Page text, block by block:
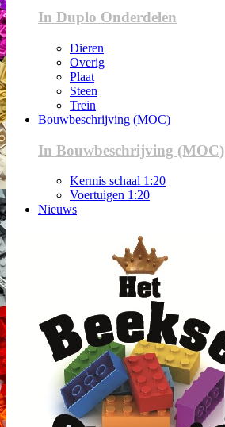
In Duplo Onderdelen
Dieren
Overig
Plaat
Steen
Trein
Bouwbeschrijving (MOC)
In Bouwbeschrijving (MOC)
Kermis schaal 1:20
Voertuigen 1:20
Nieuws